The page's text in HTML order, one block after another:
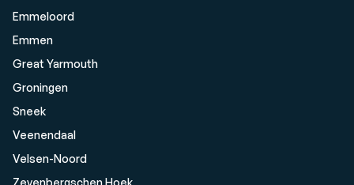
Emmeloord
Emmen
Great Yarmouth
Groningen
Sneek
Veenendaal
Velsen-Noord
Zevenbergschen Hoek